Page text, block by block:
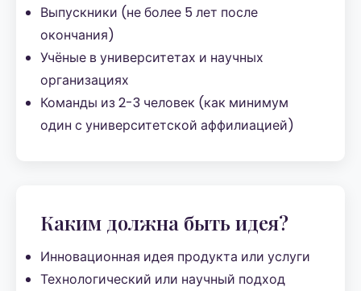
Выпускники (не более 5 лет после
окончания)
Учёные в университетах и научных
организациях
Команды из 2-3 человек (как минимум
один с университетской аффилиацией)
Каким должна быть идея?
Инновационная идея продукта или услуги
Технологический или научный подход